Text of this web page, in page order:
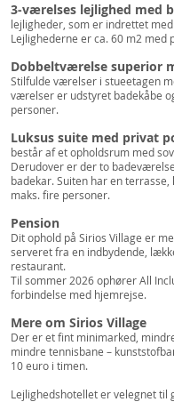
3-værelses lejlighed med
lejligheder, som er indrettet
Lejlighederne er ca. 60 m2 med
Dobbeltværelse superior
Stilfulde værelser i stueetagen
værelser er udstyret badekåbe
personer.
Luksus suite med privat
består af et opholdsrum med
Derudover er der to
badekar. Suiten har en
maks. fire personer.
Pension
Dit ophold på Sirios Village er
serveret fra en indbydende,
restaurant.
Til sommer 2026 ophører All
forbindelse med hjemrejse.
Mere om Sirios Village
Der er et fint minimarked,
mindre tennisbane –
10 euro i timen.
Lejlighedshotellet er velegnet til